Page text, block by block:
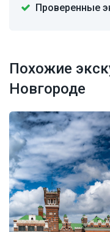
Проверенные
Похожие
Новгороде